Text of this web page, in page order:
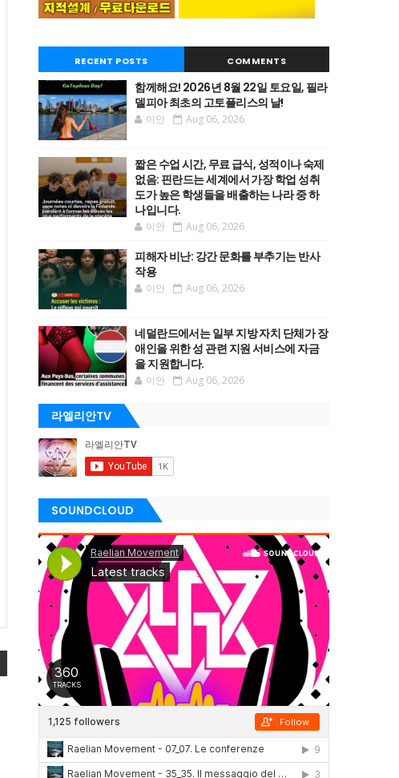
RECENT POSTS COMMENTS
함께해요! 2026년 8월 22일 토요일, 필라
델피아 최초의 고토플리스의 날!
이안 Aug 06, 2026
짧은 수업 시간, 무료 급식, 성적이나 숙제
없음: 핀란드는 세계에서 가장 학업 성취
도가 높은 학생들을 배출하는 나라 중 하
나입니다.
이안 Aug 06, 2026
피해자 비난: 강간 문화를 부추기는 반사
작용
이안 Aug 06, 2026
네덜란드에서는 일부 지방 자치 단체가 장
애인을 위한 성 관련 지원 서비스에 자금
을 지원합니다.
이안 Aug 06, 2026
라엘리안TV
SOUNDCLOUD